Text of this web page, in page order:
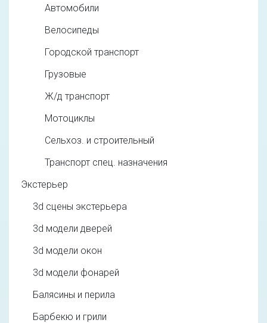
Автомобили
Велосипеды
Городской транспорт
Грузовые
Ж/д транспорт
Мотоциклы
Сельхоз. и строительный
Транспорт спец. назначения
Экстерьер
3d cцены экстерьера
3d модели дверей
3d модели окон
3d модели фонарей
Балясины и перила
Барбекю и грили